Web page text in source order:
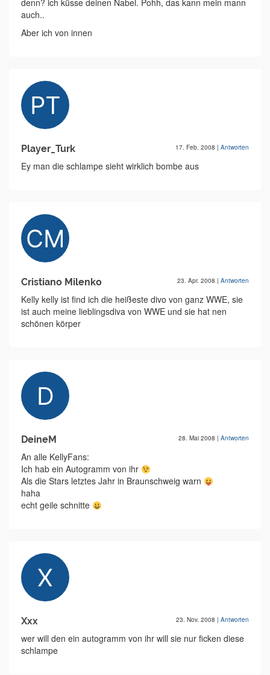
denn? ich küsse deinen Nabel. Pohh, das kann mein mann
auch..
Aber ich von innen
Player_Turk 17. Feb. 2008 | Antworten
Ey man die schlampe sieht wirklich bombe aus
Cristiano Milenko 23. Apr. 2008 | Antworten
Kelly kelly ist find ich die heißeste divo von ganz WWE, sie
ist auch meine lieblingsdiva von WWE und sie hat nen
schönen körper
DeineM 28. Mai 2008 | Antworten
An alle KellyFans:
Ich hab ein Autogramm von ihr
Als die Stars letztes Jahr in Braunschweig warn
haha
echt geile schnitte
Xxx 23. Nov. 2008 | Antworten
wer will den ein autogramm von ihr will sie nur ficken diese
schlampe